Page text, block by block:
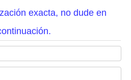
exacta, no dude en